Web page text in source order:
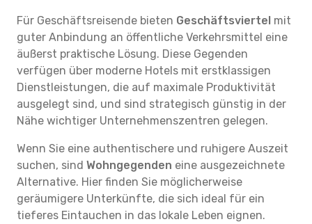
Für Geschäftsreisende bieten Geschäftsviertel mit
guter Anbindung an öffentliche Verkehrsmittel eine
äußerst praktische Lösung. Diese Gegenden
verfügen über moderne Hotels mit erstklassigen
Dienstleistungen, die auf maximale Produktivität
ausgelegt sind, und sind strategisch günstig in der
Nähe wichtiger Unternehmenszentren gelegen.
Wenn Sie eine authentischere und ruhigere Auszeit
suchen, sind Wohngegenden eine ausgezeichnete
Alternative. Hier finden Sie möglicherweise
geräumigere Unterkünfte, die sich ideal für ein
tieferes Eintauchen in das lokale Leben eignen.